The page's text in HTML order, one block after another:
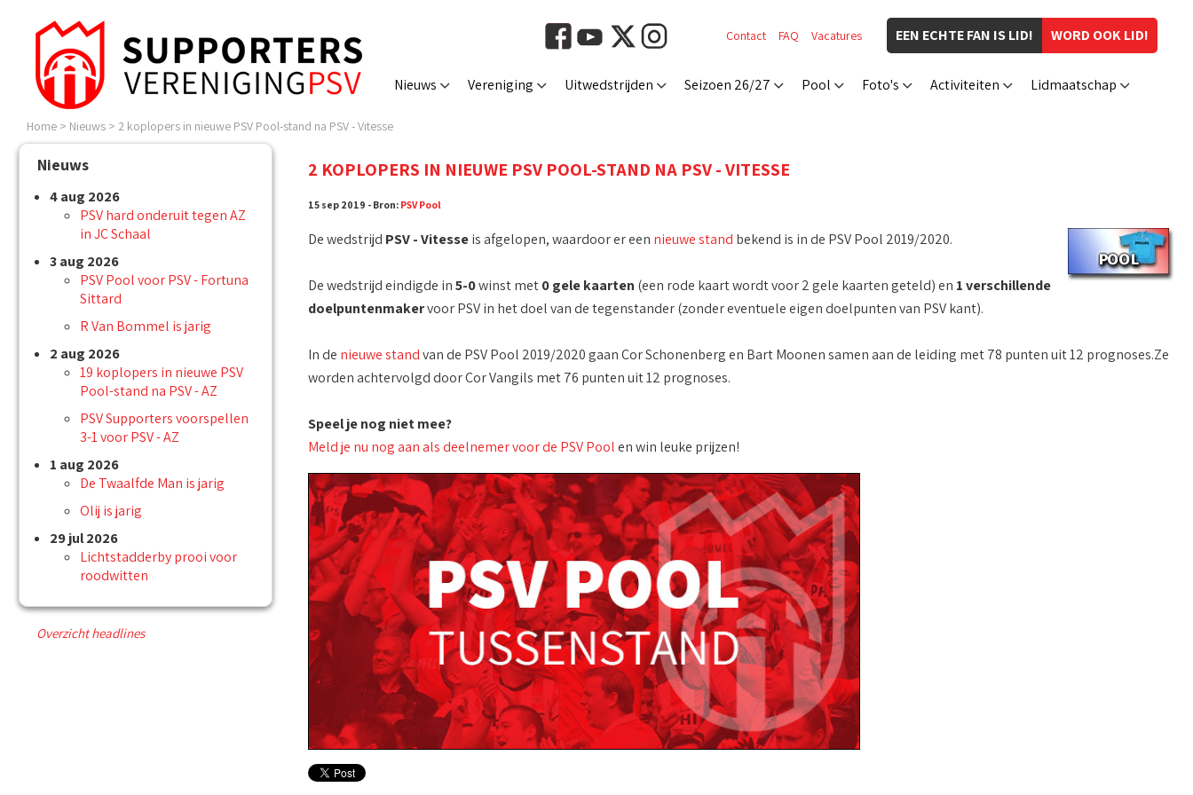
WORD OOK LID!
EEN ECHTE FAN IS LID!
Contact FAQ Vacatures
Nieuws Vereniging Uitwedstrijden Seizoen 26/27 Pool Foto's Activiteiten Lidmaatschap
Home > Nieuws > 2 koplopers in nieuwe PSV Pool-stand na PSV - Vitesse
Nieuws
4 aug 2026
PSV hard onderuit tegen AZ
in JC Schaal
3 aug 2026
PSV Pool voor PSV - Fortuna
Sittard
R Van Bommel is jarig
2 aug 2026
19 koplopers in nieuwe PSV
Pool-stand na PSV - AZ
PSV Supporters voorspellen
3-1 voor PSV - AZ
1 aug 2026
De Twaalfde Man is jarig
Olij is jarig
29 jul 2026
Lichtstadderby prooi voor
roodwitten
Overzicht headlines
2 KOPLOPERS IN NIEUWE PSV POOL-STAND NA PSV - VITESSE
15 sep 2019 - Bron: PSV Pool
De wedstrijd PSV - Vitesseis afgelopen, waardoor er een nieuwe stand bekend is in de PSV Pool 2019/2020.
De wedstrijd eindigde in5-0winst met0 gele kaarten (een rode kaart wordt voor 2 gele kaarten geteld) en 1 verschillende
doelpuntenmakervoor PSV in het doel van de tegenstander (zonder eventuele eigen doelpunten van PSV kant).
In de nieuwe standvan de PSV Pool 2019/2020 gaan Cor Schonenberg en Bart Moonen samen aan de leiding met 78 punten uit 12 prognoses.Ze
worden achtervolgd door Cor Vangils met 76 punten uit 12 prognoses.
Speel je nog niet mee?
Meld je nu nog aan als deelnemer voor de PSV Poolen win leuke prijzen!